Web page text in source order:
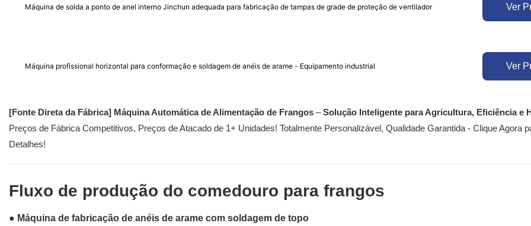
Máquina de solda a ponto de anel interno Jinchun adequada para fabricação de tampas de grade de proteção de ventilador Ver
Máquina profissional horizontal para conformação e soldagem de anéis de arame - Equipamento industrial Ver
[Fonte Direta da Fábrica] Máquina Automática de Alimentação de Frangos –Solução Inteligente para Agricultura, Eficiência e
Preços de Fábrica Competitivos, Preços de Atacado de 1+ Unidades! Totalmente Personalizável, Qualidade Garantida - Clique Agora
Detalhes!
Fluxo de produção do comedouro para frangos
● Máquina de fabricação de anéis de arame com soldagem de topo